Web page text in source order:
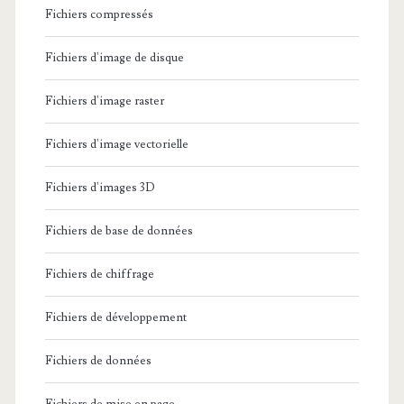
Fichiers compressés
Fichiers d'image de disque
Fichiers d'image raster
Fichiers d'image vectorielle
Fichiers d'images 3D
Fichiers de base de données
Fichiers de chiffrage
Fichiers de développement
Fichiers de données